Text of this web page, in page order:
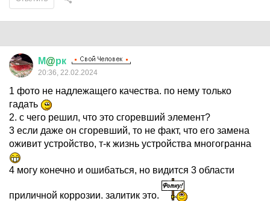
М@рк
20:36, 22.02.2024
1 фото не надлежащего качества. по нему только
гадать
2. с чего решил, что это сгоревший элемент?
3 если даже он сгоревший, то не факт, что его замена
оживит устройство, т-к жизнь устройства многогранна
4 могу конечно и ошибаться, но видится 3 области
приличной коррозии. залитик это.